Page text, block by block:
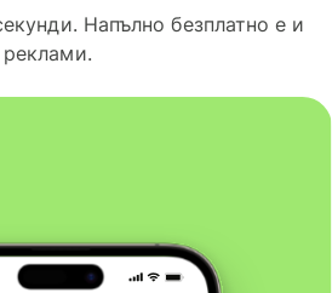
Напълно безплатно е и